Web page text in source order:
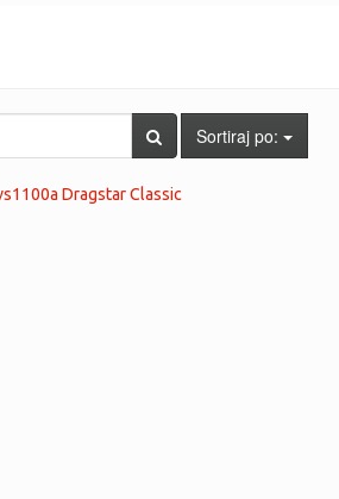
Sortiraj po:
Dragstar Classic